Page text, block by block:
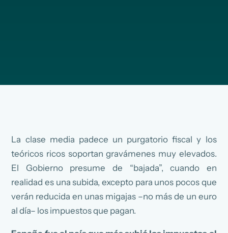
La clase media padece un purgatorio fiscal y los
teóricos ricos soportan gravámenes muy elevados.
El Gobierno presume de “bajada”, cuando en
realidad es una subida, excepto para unos pocos que
verán reducida en unas migajas –no más de un euro
al día– los impuestos que pagan.